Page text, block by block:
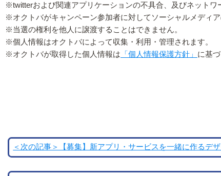
※twitterおよび関連アプリケーションの不具合、及びネット
※オクトバがキャンペーン参加者に対してソーシャルメディ
※当選の権利を他人に譲渡することはできません。
※個人情報はオクトバによって収集・利用・管理されます。
※オクトバが取得した個人情報は 「個人情報保護方針」 に基
＜次の記事＞【募集】新アプリ・サービスを一緒に作るデ